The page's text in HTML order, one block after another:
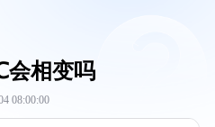
会相变吗
08:00:00